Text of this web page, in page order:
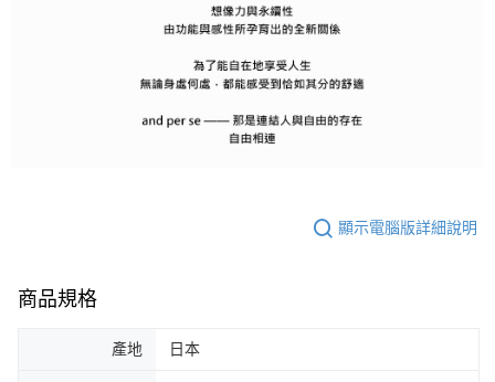
顯示電腦版詳細說明
商品規格
產地 日本